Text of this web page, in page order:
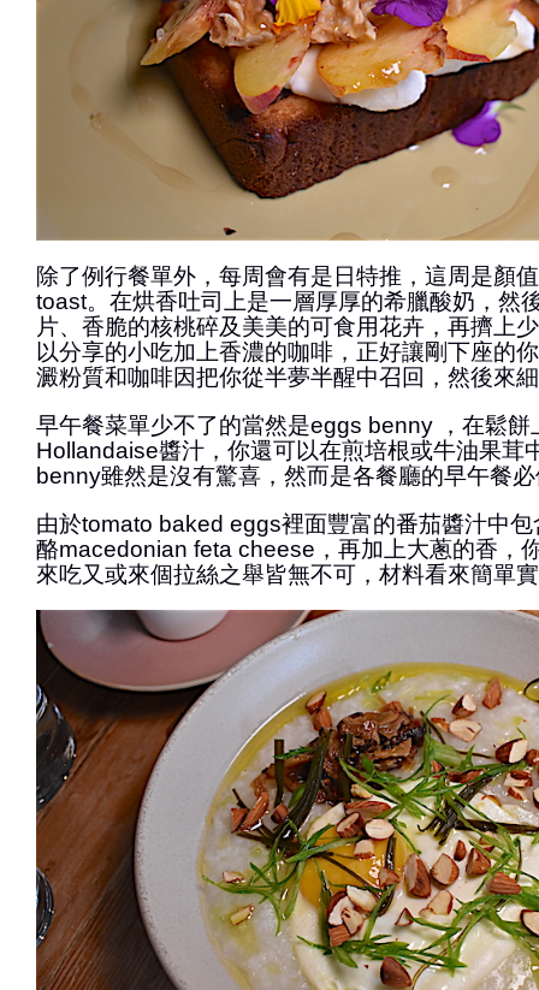
除了例行餐單外，每周會有是日特推，這周是顏
toast。在烘香吐司上是一層厚厚的希臘酸奶，然
片、香脆的核桃碎及美美的可食用花卉，再擠上
以分享的小吃加上香濃的咖啡，正好讓剛下座的
澱粉質和咖啡因把你從半夢半醒中召回，然後來
早午餐菜單少不了的當然是eggs benny ，在鬆餅
Hollandaise醬汁，你還可以在煎培根或牛油果茸
benny雖然是沒有驚喜，然而是各餐廳的早午餐
由於tomato baked eggs裡面豐富的番茄醬汁中
酪macedonian feta cheese，再加上大蔥的香，
來吃又或來個拉絲之舉皆無不可，材料看來簡單